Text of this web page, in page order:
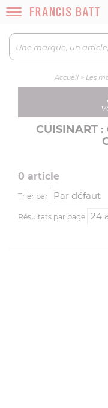
Accueil> Les
CUISINART :
0 article
Trier par
Résultats par page